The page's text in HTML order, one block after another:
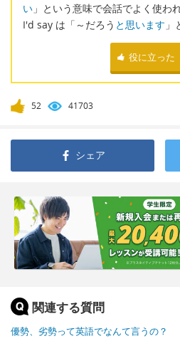
い 」という意味で会話でよく使われ
I'd say は「～だろう と思います 」
役に立った
52 41703
シェア
関連する質問
優勢、劣勢って英語でなんて言うの？